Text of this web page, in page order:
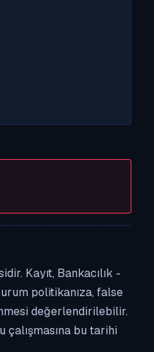
Kayıt, Bankacılık -
politikanıza, false
değerlendirilebilir.
çalışmasına bu tarihi